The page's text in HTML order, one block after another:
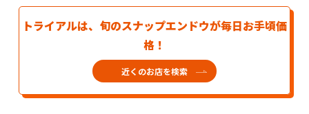
トライアルは、旬のスナップエンドウが毎日お手頃価
格！
近くのお店を検索